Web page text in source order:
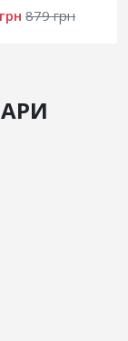
879 грн